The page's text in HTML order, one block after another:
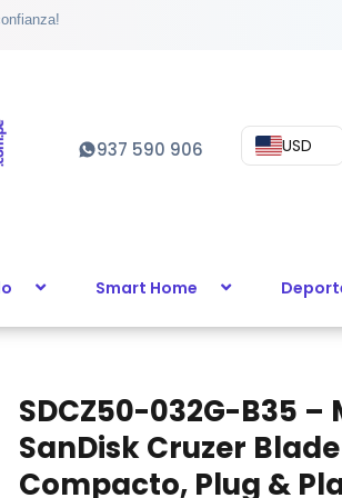
937 590 906 USD
Smart Home
SDCZ50-032G-B35 –
SanDisk Cruzer
Compacto, Plug &
SDCZ50-
032G-
B35
-
32GB:
Play
cantidad